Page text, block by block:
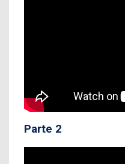
Parte 2